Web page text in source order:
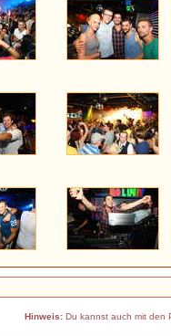
Hinweis:Du kannst auch mit den